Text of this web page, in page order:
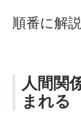
順番に解
人間関
まれる